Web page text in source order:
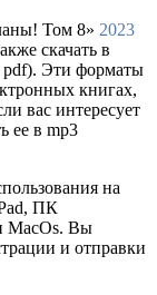
Том 8» 2023
скачать в
pdf). Эти форматы
книгах,
вас интересует
ее в mp3
на
ПК
MacOs. Вы
и отправки